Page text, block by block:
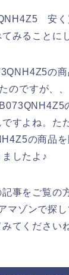
安
みることに
の
のですが、
すよね。た
の商品
したよ♪
事をご覧の
マゾンで探
てください